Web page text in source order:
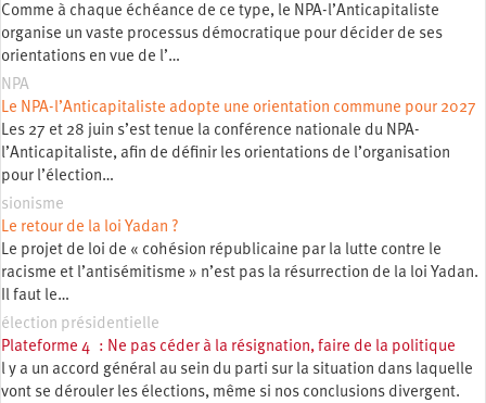
Comme à chaque échéance de ce type, le NPA-l’Anticapitaliste
organise un vaste processus démocratique pour décider de ses
orientations en vue de l’…
NPA
Le NPA-l’Anticapitaliste adopte une orientation commune pour 2027
Les 27 et 28 juin s’est tenue la conférence nationale du NPA-
l’Anticapitaliste, afin de définir les orientations de l’organisation
pour l’élection…
sionisme
Le retour de la loi Yadan ?
Le projet de loi de « cohésion républicaine par la lutte contre le
racisme et l’antisémitisme » n’est pas la résurrection de la loi Yadan.
Il faut le…
élection présidentielle
Plateforme 4 : Ne pas céder à la résignation, faire de la politique
l y a un accord général au sein du parti sur la situation dans laquelle
vont se dérouler les élections, même si nos conclusions divergent.